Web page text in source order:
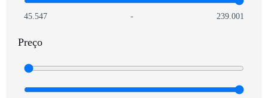
45.547 - 239.001
Preço